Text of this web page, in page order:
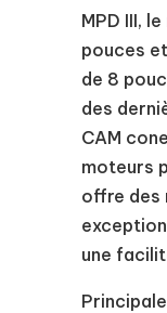
MPD III,
pouces
de 8
des
CAM
moteurs
offre des
une